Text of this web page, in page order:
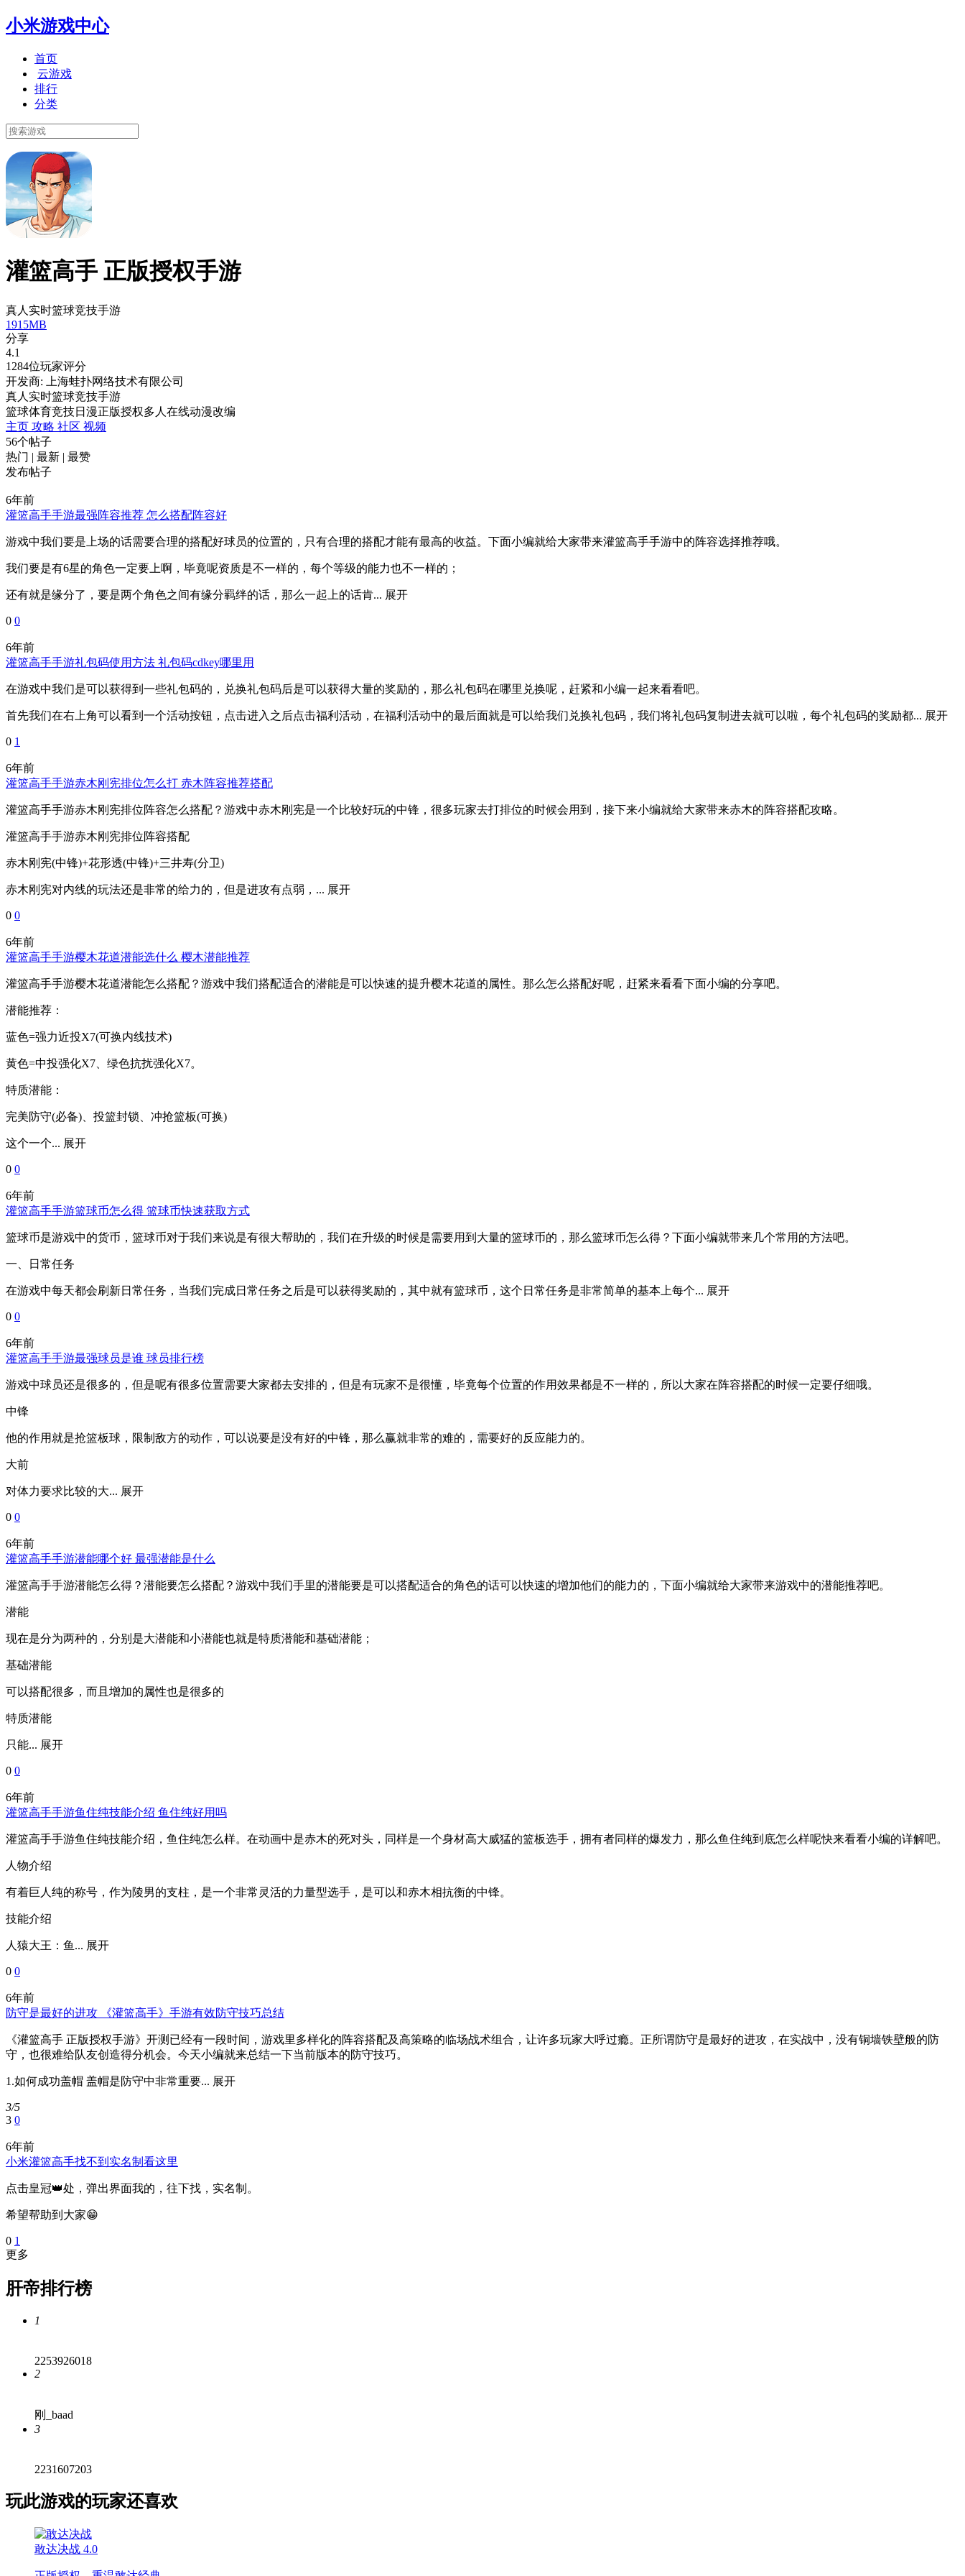
小米游戏中心
首页
云游戏
排行
分类
灌篮高手 正版授权手游
真人实时篮球竞技手游
1915MB
分享
4.1
1284位玩家评分
开发商: 上海蛙扑网络技术有限公司
真人实时篮球竞技手游
篮球体育竞技日漫正版授权多人在线动漫改编
主页 攻略 社区 视频
56个帖子
热门 | 最新 | 最赞
发布帖子
6年前
灌篮高手手游最强阵容推荐 怎么搭配阵容好
游戏中我们要是上场的话需要合理的搭配好球员的位置的，只有合理的搭配才能有最高的收益。下面小编就给大家带来灌篮高手手游中的阵容选择推荐哦。
我们要是有6星的角色一定要上啊，毕竟呢资质是不一样的，每个等级的能力也不一样的；
还有就是缘分了，要是两个角色之间有缘分羁绊的话，那么一起上的话肯... 展开
0 0
6年前
灌篮高手手游礼包码使用方法 礼包码cdkey哪里用
在游戏中我们是可以获得到一些礼包码的，兑换礼包码后是可以获得大量的奖励的，那么礼包码在哪里兑换呢，赶紧和小编一起来看看吧。
首先我们在右上角可以看到一个活动按钮，点击进入之后点击福利活动，在福利活动中的最后面就是可以给我们兑换礼包码，我们将礼包码复制进去就可以啦，每个礼包码的奖励都... 展开
0 1
6年前
灌篮高手手游赤木刚宪排位怎么打 赤木阵容推荐搭配
灌篮高手手游赤木刚宪排位阵容怎么搭配？游戏中赤木刚宪是一个比较好玩的中锋，很多玩家去打排位的时候会用到，接下来小编就给大家带来赤木的阵容搭配攻略。
灌篮高手手游赤木刚宪排位阵容搭配
赤木刚宪(中锋)+花形透(中锋)+三井寿(分卫)
赤木刚宪对内线的玩法还是非常的给力的，但是进攻有点弱，... 展开
0 0
6年前
灌篮高手手游樱木花道潜能选什么 樱木潜能推荐
灌篮高手手游樱木花道潜能怎么搭配？游戏中我们搭配适合的潜能是可以快速的提升樱木花道的属性。那么怎么搭配好呢，赶紧来看看下面小编的分享吧。
潜能推荐：
蓝色=强力近投X7(可换内线技术)
黄色=中投强化X7、绿色抗扰强化X7。
特质潜能：
完美防守(必备)、投篮封锁、冲抢篮板(可换)
这个一个... 展开
0 0
6年前
灌篮高手手游篮球币怎么得 篮球币快速获取方式
篮球币是游戏中的货币，篮球币对于我们来说是有很大帮助的，我们在升级的时候是需要用到大量的篮球币的，那么篮球币怎么得？下面小编就带来几个常用的方法吧。
一、日常任务
在游戏中每天都会刷新日常任务，当我们完成日常任务之后是可以获得奖励的，其中就有篮球币，这个日常任务是非常简单的基本上每个... 展开
0 0
6年前
灌篮高手手游最强球员是谁 球员排行榜
游戏中球员还是很多的，但是呢有很多位置需要大家都去安排的，但是有玩家不是很懂，毕竟每个位置的作用效果都是不一样的，所以大家在阵容搭配的时候一定要仔细哦。
中锋
他的作用就是抢篮板球，限制敌方的动作，可以说要是没有好的中锋，那么赢就非常的难的，需要好的反应能力的。
大前
对体力要求比较的大... 展开
0 0
6年前
灌篮高手手游潜能哪个好 最强潜能是什么
灌篮高手手游潜能怎么得？潜能要怎么搭配？游戏中我们手里的潜能要是可以搭配适合的角色的话可以快速的增加他们的能力的，下面小编就给大家带来游戏中的潜能推荐吧。
潜能
现在是分为两种的，分别是大潜能和小潜能也就是特质潜能和基础潜能；
基础潜能
可以搭配很多，而且增加的属性也是很多的
特质潜能
只能... 展开
0 0
6年前
灌篮高手手游鱼住纯技能介绍 鱼住纯好用吗
灌篮高手手游鱼住纯技能介绍，鱼住纯怎么样。在动画中是赤木的死对头，同样是一个身材高大威猛的篮板选手，拥有者同样的爆发力，那么鱼住纯到底怎么样呢快来看看小编的详解吧。
人物介绍
有着巨人纯的称号，作为陵男的支柱，是一个非常灵活的力量型选手，是可以和赤木相抗衡的中锋。
技能介绍
人猿大王：鱼... 展开
0 0
6年前
防守是最好的进攻 《灌篮高手》手游有效防守技巧总结
《灌篮高手 正版授权手游》开测已经有一段时间，游戏里多样化的阵容搭配及高策略的临场战术组合，让许多玩家大呼过瘾。正所谓防守是最好的进攻，在实战中，没有铜墙铁壁般的防
守，也很难给队友创造得分机会。今天小编就来总结一下当前版本的防守技巧。
1.如何成功盖帽 盖帽是防守中非常重要... 展开
3/5
3 0
6年前
小米灌篮高手找不到实名制看这里
点击皇冠👑处，弹出界面我的，往下找，实名制。
希望帮助到大家😁
0 1
更多
肝帝排行榜
1
2253926018
2
刚_baad
3
2231607203
玩此游戏的玩家还喜欢
敢达决战 4.0